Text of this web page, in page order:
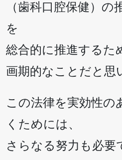
（歯科口腔保健）の
を
総合的に推進するた
画期的なことだと思
この法律を実効性の
くためには、
さらなる努力も必要